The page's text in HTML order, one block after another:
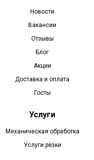
Новости
Вакансии
Отзывы
Блог
Акции
Доставка и оплата
Госты
Услуги
Механическая обработка
Услуги резки